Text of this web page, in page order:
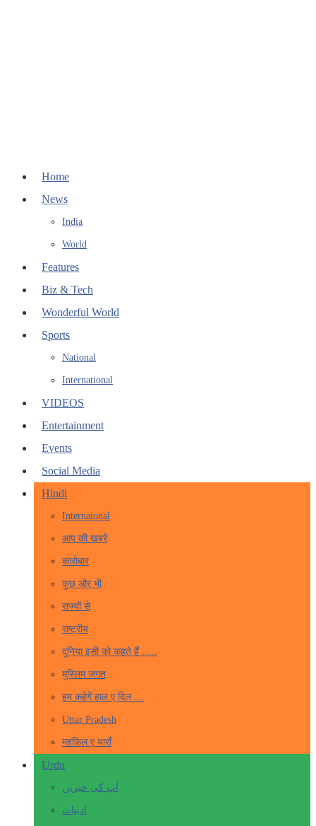
Home
News
India
World
Features
Biz & Tech
Wonderful World
Sports
National
International
VIDEOS
Entertainment
Events
Social Media
Hindi
Internaional
आप की खबरें
कारोबार
कुछ और भी
राज्यों से
राष्ट्रीय
दुनिया इसी को कहते हैं …..
मुस्लिम जगत
हम कहेगें हाल ए दिल …
Uttar Pradesh
महफ़िल ए याराँ
Urdu
آپ کی خبریں
ادبیات